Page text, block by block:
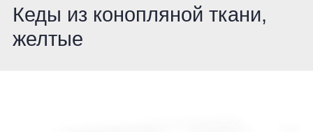
Кеды из конопляной ткани,
желтые